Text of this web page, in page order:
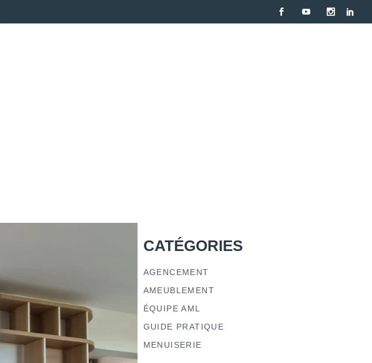
CATÉGORIES
AGENCEMENT
AMEUBLEMENT
ÉQUIPE AML
GUIDE PRATIQUE
MENUISERIE